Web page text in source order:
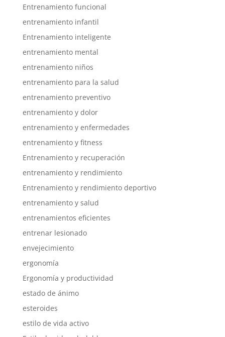
Entrenamiento funcional
entrenamiento infantil
Entrenamiento inteligente
entrenamiento mental
entrenamiento niños
entrenamiento para la salud
entrenamiento preventivo
entrenamiento y dolor
entrenamiento y enfermedades
entrenamiento y fitness
Entrenamiento y recuperación
entrenamiento y rendimiento
Entrenamiento y rendimiento deportivo
entrenamiento y salud
entrenamientos eficientes
entrenar lesionado
envejecimiento
ergonomía
Ergonomía y productividad
estado de ánimo
esteroides
estilo de vida activo